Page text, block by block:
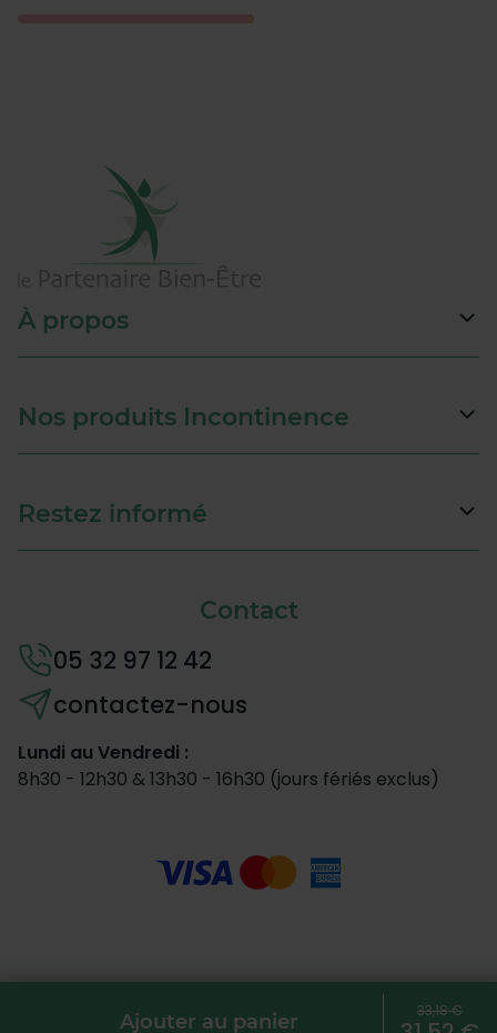
Ajouter au panier 33,18 €
À propos
Nos produits Incontinence
Restez informé
Contact
05 32 97 12 42
contactez-nous
Lundi au Vendredi :
8h30 - 12h30 & 13h30 - 16h30 (jours fériés exclus)
Agence web Creabilis-
Paramètres des cookies